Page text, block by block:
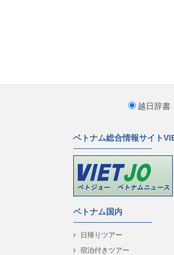
越日辞書
ベトナム総合情報サイト
ベトナム国内
日帰りツアー
宿泊付きツアー